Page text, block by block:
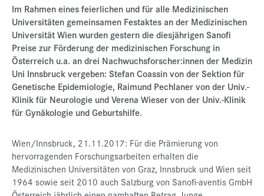
Presse
Jobs
Kontakt
Datenschutz
Service-Links
de |en
Im Rahmen eines feierlichen und für alle Medizinischen
Universitäten gemeinsamen Festaktes an der Medizinischen
Universität Wien wurden gestern die diesjährigen Sanofi
Preise zur Förderung der medizinischen Forschung in
Österreich u.a. an drei Nachwuchsforscher:innen der Medizin
Uni Innsbruck vergeben: Stefan Coassin von der Sektion für
Genetische Epidemiologie, Raimund Pechlaner von der Univ.-
Klinik für Neurologie und Verena Wieser von der Univ.-Klinik
für Gynäkologie und Geburtshilfe.
Wien/Innsbruck, 21.11.2017: Für die Prämierung von
hervorragenden Forschungsarbeiten erhalten die
Medizinischen Universitäten von Graz, Innsbruck und Wien seit
1964 sowie seit 2010 auch Salzburg von Sanofi-aventis GmbH